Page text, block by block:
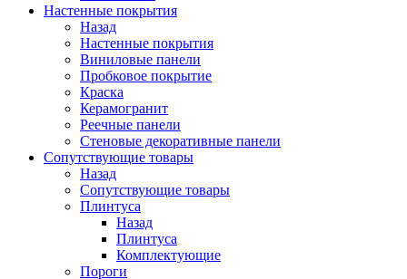
Настенные покрытия
Назад
Настенные покрытия
Виниловые панели
Пробковое покрытие
Краска
Керамогранит
Реечные панели
Стеновые декоративные панели
Сопутствующие товары
Назад
Сопутствующие товары
Плинтуса
Назад
Плинтуса
Комплектующие
Пороги